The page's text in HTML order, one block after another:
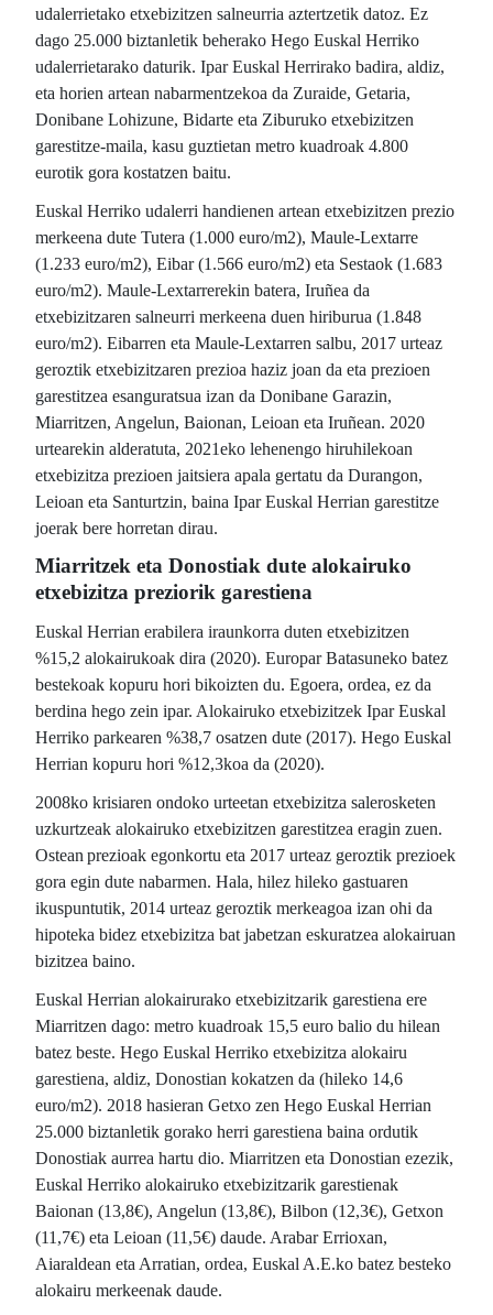
udalerrietako etxebizitzen salneurria aztertzetik datoz. Ez
dago 25.000 biztanletik beherako Hego Euskal Herriko
udalerrietarako daturik. Ipar Euskal Herrirako badira, aldiz,
eta horien artean nabarmentzekoa da Zuraide, Getaria,
Donibane Lohizune, Bidarte eta Ziburuko etxebizitzen
garestitze-maila, kasu guztietan metro kuadroak 4.800
eurotik gora kostatzen baitu.
Euskal Herriko udalerri handienen artean etxebizitzen prezio
merkeena dute Tutera (1.000 euro/m2), Maule-Lextarre
(1.233 euro/m2), Eibar (1.566 euro/m2) eta Sestaok (1.683
euro/m2). Maule-Lextarrerekin batera, Iruñea da
etxebizitzaren salneurri merkeena duen hiriburua (1.848
euro/m2). Eibarren eta Maule-Lextarren salbu, 2017 urteaz
geroztik etxebizitzaren prezioa haziz joan da eta prezioen
garestitzea esanguratsua izan da Donibane Garazin,
Miarritzen, Angelun, Baionan, Leioan eta Iruñean. 2020
urtearekin alderatuta, 2021eko lehenengo hiruhilekoan
etxebizitza prezioen jaitsiera apala gertatu da Durangon,
Leioan eta Santurtzin, baina Ipar Euskal Herrian garestitze
joerak bere horretan dirau.
Miarritzek eta Donostiak dute alokairuko
etxebizitza preziorik garestiena
Euskal Herrian erabilera iraunkorra duten etxebizitzen
%15,2 alokairukoak dira (2020). Europar Batasuneko batez
bestekoak kopuru hori bikoizten du. Egoera, ordea, ez da
berdina hego zein ipar. Alokairuko etxebizitzek Ipar Euskal
Herriko parkearen %38,7 osatzen dute (2017). Hego Euskal
Herrian kopuru hori %12,3koa da (2020).
2008ko krisiaren ondoko urteetan etxebizitza salerosketen
uzkurtzeak alokairuko etxebizitzen garestitzea eragin zuen.
Ostean prezioak egonkortu eta 2017 urteaz geroztik prezioek
gora egin dute nabarmen. Hala, hilez hileko gastuaren
ikuspuntutik, 2014 urteaz geroztik merkeagoa izan ohi da
hipoteka bidez etxebizitza bat jabetzan eskuratzea alokairuan
bizitzea baino.
Euskal Herrian alokairurako etxebizitzarik garestiena ere
Miarritzen dago: metro kuadroak 15,5 euro balio du hilean
batez beste. Hego Euskal Herriko etxebizitza alokairu
garestiena, aldiz, Donostian kokatzen da (hileko 14,6
euro/m2). 2018 hasieran Getxo zen Hego Euskal Herrian
25.000 biztanletik gorako herri garestiena baina ordutik
Donostiak aurrea hartu dio. Miarritzen eta Donostian ezezik,
Euskal Herriko alokairuko etxebizitzarik garestienak
Baionan (13,8€), Angelun (13,8€), Bilbon (12,3€), Getxon
(11,7€) eta Leioan (11,5€) daude. Arabar Errioxan,
Aiaraldean eta Arratian, ordea, Euskal A.E.ko batez besteko
alokairu merkeenak daude.